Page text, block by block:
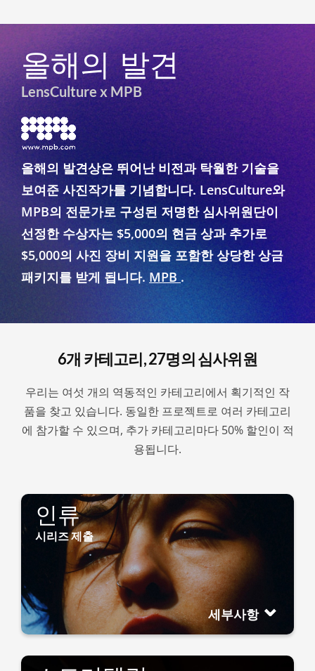
올해의 발견
LensCulture x MPB
올해의 발견상은 뛰어난 비전과 탁월한 기술을
보여준 사진작가를 기념합니다. LensCulture와
MPB의 전문가로 구성된 저명한 심사위원단이
선정한 수상자는 $5,000의 현금 상과 추가로
$5,000의 사진 장비 지원을 포함한 상당한 상금
패키지를 받게 됩니다. MPB .
6개 카테고리, 27명의 심사위원
우리는 여섯 개의 역동적인 카테고리에서 획기적인 작
품을 찾고 있습니다. 동일한 프로젝트로 여러 카테고리
에 참가할 수 있으며, 추가 카테고리마다 50% 할인이 적
용됩니다.
인류
시리즈 제출
세부사항